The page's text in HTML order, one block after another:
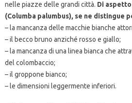
nelle piazze delle grandi città. Di
(Columba palumbus), se ne distingue
– la mancanza delle macchie bianche
– il becco bruno anziché rosso e giallo;
– la mancanza di una linea bianca che
del colombaccio;
– il groppone bianco;
– le dimensioni leggermente inferiori.